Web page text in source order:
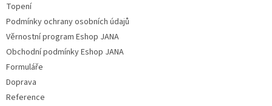
Topení
Podmínky ochrany osobních údajů
Věrnostní program Eshop JANA
Obchodní podmínky Eshop JANA
Formuláře
Doprava
Reference